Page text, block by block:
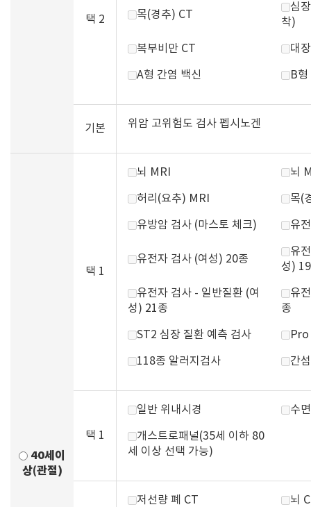
택 2 목(경추) CT
심
착)
복부비만 CT 대
A형 간염 백신 B
기본 위암 고위험도 검사 펩시노겐
40세이
상(관절)
택 1
뇌 MRI 뇌
허리(요추) MRI 목(
유방암 검사 (마스토 체크) 유
유전자 검사 (여성) 20종
유
성)
유전자 검사 - 일반질환 (여
성) 21종
유
종
ST2 심장 질환 예측 검사 Pro
118종 알러지검사 간
택 1
일반 위내시경 수
개스트로패널(35세 이하 80
세 이상 선택 가능)
저선량 폐 CT 뇌